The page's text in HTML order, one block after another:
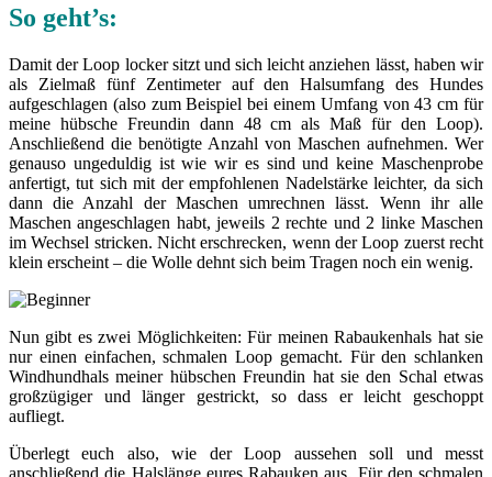
So geht’s:
Damit der Loop locker sitzt und sich leicht anziehen lässt, haben wir
als Zielmaß fünf Zentimeter auf den Halsumfang des Hundes
aufgeschlagen (also zum Beispiel bei einem Umfang von 43 cm für
meine hübsche Freundin dann 48 cm als Maß für den Loop).
Anschließend die benötigte Anzahl von Maschen aufnehmen. Wer
genauso ungeduldig ist wie wir es sind und keine Maschenprobe
anfertigt, tut sich mit der empfohlenen Nadelstärke leichter, da sich
dann die Anzahl der Maschen umrechnen lässt. Wenn ihr alle
Maschen angeschlagen habt, jeweils 2 rechte und 2 linke Maschen
im Wechsel stricken. Nicht erschrecken, wenn der Loop zuerst recht
klein erscheint – die Wolle dehnt sich beim Tragen noch ein wenig.
Nun gibt es zwei Möglichkeiten: Für meinen Rabaukenhals hat sie
nur einen einfachen, schmalen Loop gemacht. Für den schlanken
Windhundhals meiner hübschen Freundin hat sie den Schal etwas
großzügiger und länger gestrickt, so dass er leicht geschoppt
aufliegt.
Überlegt euch also, wie der Loop aussehen soll und messt
anschließend die Halslänge eures Rabauken aus. Für den schmalen